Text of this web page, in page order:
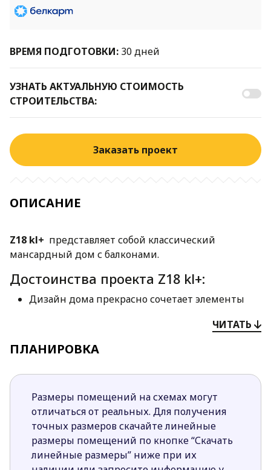
ВРЕМЯ ПОДГОТОВКИ: 30 дней
УЗНАТЬ АКТУАЛЬНУЮ СТОИМОСТЬ
СТРОИТЕЛЬСТВА:
Заказать проект
ОПИСАНИЕ
Z18 kl+ представляет собой классический
мансардный дом с балконами.
Достоинства проекта Z18 kl+:
Дизайн дома прекрасно сочетает элементы
стиля. Дом идеально сольется с загородным
пейзажем.
Дополнительная комната на первом этажа
запланирована как рабочий кабинет, но при
гостевую спальню.
Гостиная, столовая и кухня соединены в
единое пространство при этом условно имеют
границы между собой.
Небольшая, но удобная кладовая находится
ЧИТАТЬ
ПЛАНИРОВКА
Размеры помещений на схемах могут
отличаться от реальных. Для получения
точных размеров скачайте линейные
размеры помещений по кнопке “Скачать
линейные размеры” ниже при их